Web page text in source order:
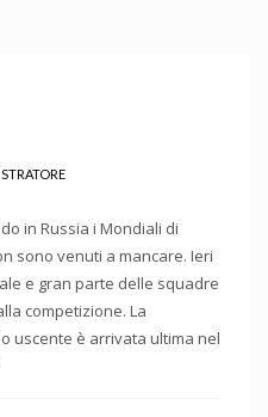
in Russia i Mondiali di
sono venuti a mancare. Ieri
e gran parte delle squadre
competizione. La
uscente è arrivata ultima nel